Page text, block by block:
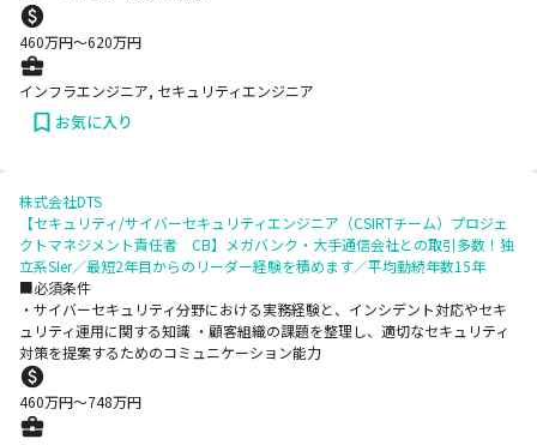
460万円〜620万円
インフラエンジニア, セキュリティエンジニア
お気に入り
株式会社DTS
【セキュリティ/サイバーセキュリティエンジニア（CSIRTチーム）プロジェ
クトマネジメント責任者 CB】メガバンク・大手通信会社との取引多数！独
立系SIer／最短2年目からのリーダー経験を積めます／平均勤続年数15年
■必須条件
・サイバーセキュリティ分野における実務経験と、インシデント対応やセキ
ュリティ運用に関する知識 ・顧客組織の課題を整理し、適切なセキュリティ
対策を提案するためのコミュニケーション能力
460万円〜748万円